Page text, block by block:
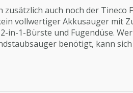
auch noch der Tineco
vollwertiger Akkusauger mit
in-1-Bürste und Fugendüse.
benötigt, kann